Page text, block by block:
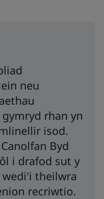
neu
gymryd rhan yn
isod.
Byd
i drafod sut y
theilwra
recriwtio.